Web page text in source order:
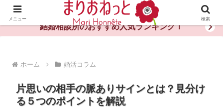
婚活や出会いの体験談・評判・秘訣がわかる情報サイト
結婚相談所のおすすめ人気ランキング！
ホーム 婚活コラム
片思いの相手の脈ありサインとは？見分け
る５つのポイントを解説
メニュー 検索